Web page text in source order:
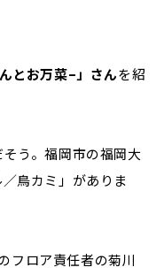
とお万菜– 」さんを紹
う。福岡市の福岡大
鳥カミ」がありま
フロア責任者の菊川